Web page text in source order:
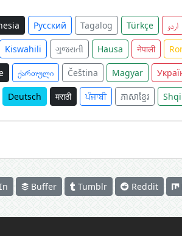
Русский Tagalog Türkçe اردو
Kiswahili ગુજરાતી Hausa नेपाली
ქართული Čeština Magyar
Deutsch मराठी ਪੰਜਾਬੀ ភាសាខ្មែរ
Buffer Tumblr Reddit